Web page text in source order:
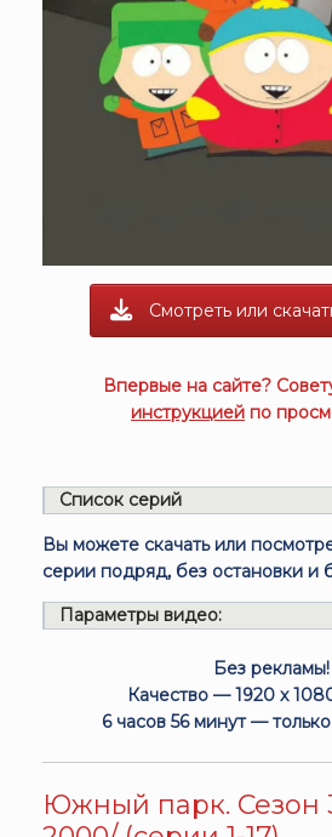
Смотреть или
Впервые на сайте?
инструкцией по
Список серий
Вы можете скачать или
серии подряд, без остановки и
Параметры видео:
Без рекламы!
Качество — 1920 x
6 часов 56 минут —
Южный парк. Сезон